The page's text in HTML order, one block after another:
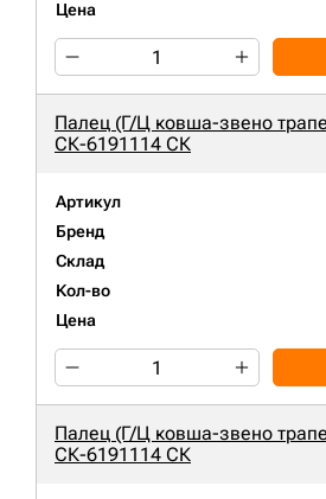
Цена
Палец (Г/Ц ковша-звено
СК-6191114 СК
Артикул
Бренд
Склад
Кол-во
Цена
Палец (Г/Ц ковша-звено
СК-6191114 СК